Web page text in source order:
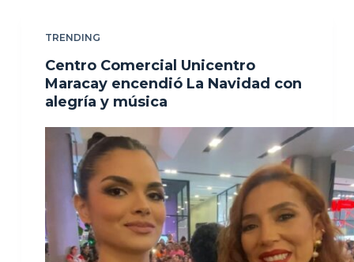
TRENDING
Centro Comercial Unicentro
Maracay encendió La Navidad con
alegría y música